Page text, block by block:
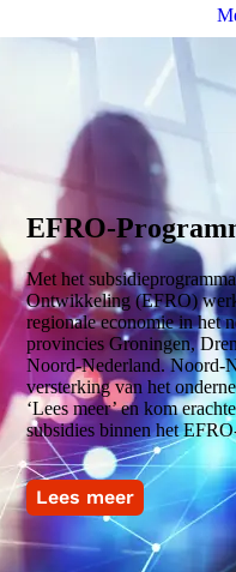
EFRO-
Met het
Ontwikkeling (EFRO)
regionale economie in het
provincies Groningen,
Noord-Nederland. Noord-
versterking van het
‘Lees meer’ en kom
subsidies binnen het
Lees meer